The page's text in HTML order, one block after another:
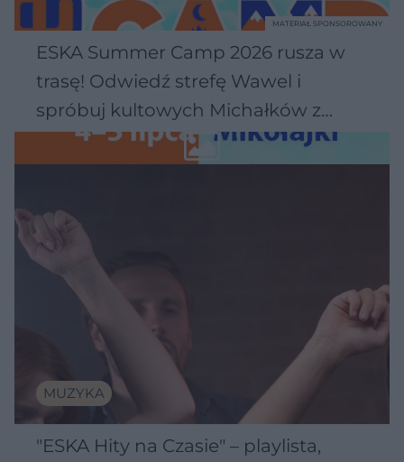
ESKA Summer Camp 2026 rusza w
trasę! Odwiedź strefę Wawel i
spróbuj kultowych Michałków z
Wawelu
MATERIAŁ SPONSOROWANY
MUZYKA
"ESKA Hity na Czasie" – playlista,